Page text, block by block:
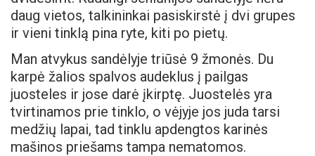
daug vietos, talkininkai pasiskirstė į dvi grupes
ir vieni tinklą pina ryte, kiti po pietų.
Man atvykus sandėlyje triūsė 9 žmonės. Du
karpė žalios spalvos audeklus į pailgas
juosteles ir jose darė įkirptę. Juostelės yra
tvirtinamos prie tinklo, o vėjyje jos juda tarsi
medžių lapai, tad tinklu apdengtos karinės
mašinos priešams tampa nematomos.